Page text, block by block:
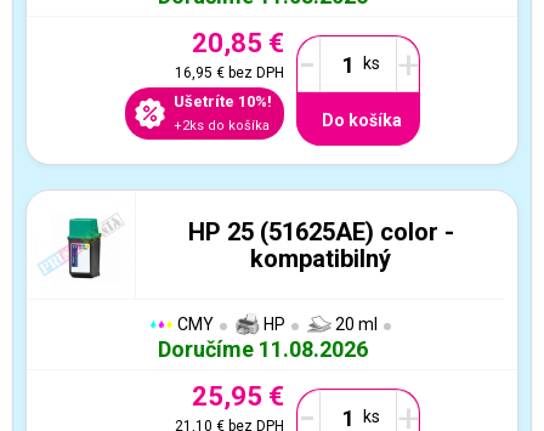
20,85 €
16,95 €bez DPH
Ušetríte 10%!
+2ks do košíka
- +
Do košíka
HP 25 (51625AE) color -
kompatibilný
CMY HP 20 ml
Doručíme 11.08.2026
25,95 €
21,10 €bez DPH - +